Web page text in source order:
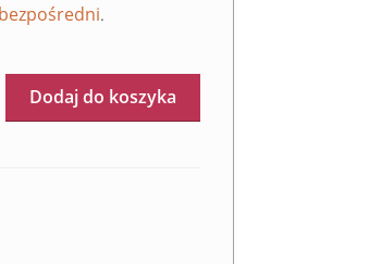
.
Dodaj do koszyka